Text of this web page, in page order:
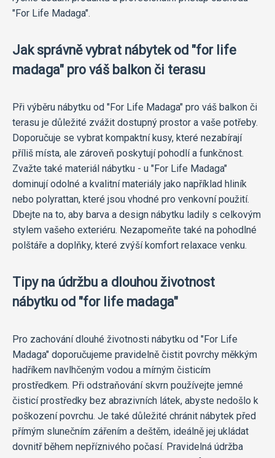
"For Life Madaga".
Jak správně vybrat nábytek od "for life
madaga" pro váš balkon či terasu
Při výběru nábytku od "For Life Madaga" pro váš balkon či
terasu je důležité zvážit dostupný prostor a vaše potřeby.
Doporučuje se vybrat kompaktní kusy, které nezabírají
příliš místa, ale zároveň poskytují pohodlí a funkčnost.
Zvažte také materiál nábytku - u "For Life Madaga"
dominují odolné a kvalitní materiály jako například hliník
nebo polyrattan, které jsou vhodné pro venkovní použití.
Dbejte na to, aby barva a design nábytku ladily s celkovým
stylem vašeho exteriéru. Nezapomeňte také na pohodlné
polštáře a doplňky, které zvýší komfort relaxace venku.
Tipy na údržbu a dlouhou životnost
nábytku od "for life madaga"
Pro zachování dlouhé životnosti nábytku od "For Life
Madaga" doporučujeme pravidelně čistit povrchy měkkým
hadříkem navlhčeným vodou a mírným čisticím
prostředkem. Při odstraňování skvrn používejte jemné
čisticí prostředky bez abrazivních látek, abyste nedošlo k
poškození povrchu. Je také důležité chránit nábytek před
přímým slunečním zářením a deštěm, ideálně jej ukládat
dovnitř během nepříznivého počasí. Pravidelná údržba